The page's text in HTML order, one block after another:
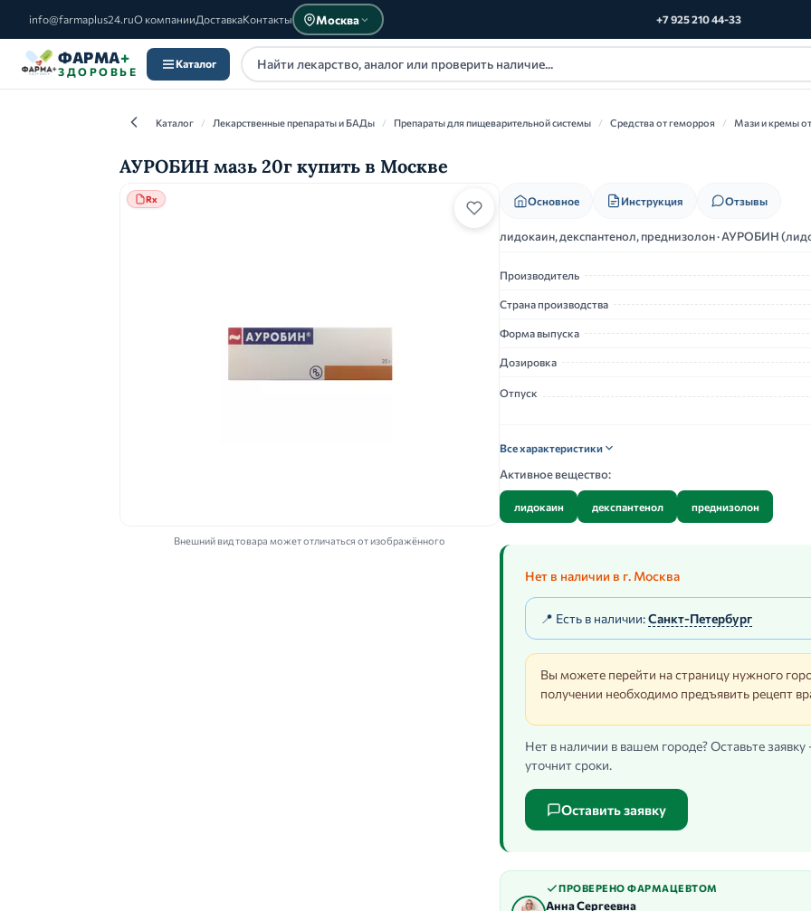
info@farmaplus24.ruО компанииДоставкаКонтакты Москва +7 925 210 44-33
ФАРМА+
ЗДОРОВЬЕ
Каталог
Каталог / Лекарственные препараты и БАДы / Препараты для пищеварительной системы / Средства от геморроя / Мази и кремы
АУРОБИН мазь 20г купить в Москве
Rx
Внешний вид товара может отличаться от изображённого
Основное Инструкция Отзывы
лидокаин, декспантенол, преднизолон · АУРОБИН
Производитель
Страна производства
Форма выпуска
Дозировка
Отпуск
Все характеристики
Активное вещество:
лидокаин декспантенол преднизолон
Нет в наличии в г. Москва
📍 Есть в наличии:Санкт-Петербург
Вы можете перейти на страницу нужного
получении необходимо предъявить рецепт
Нет в наличии в вашем городе? Оставьте
уточнит сроки.
Оставить заявку
ПРОВЕРЕНО ФАРМАЦЕВТОМ
Анна Сергеевна